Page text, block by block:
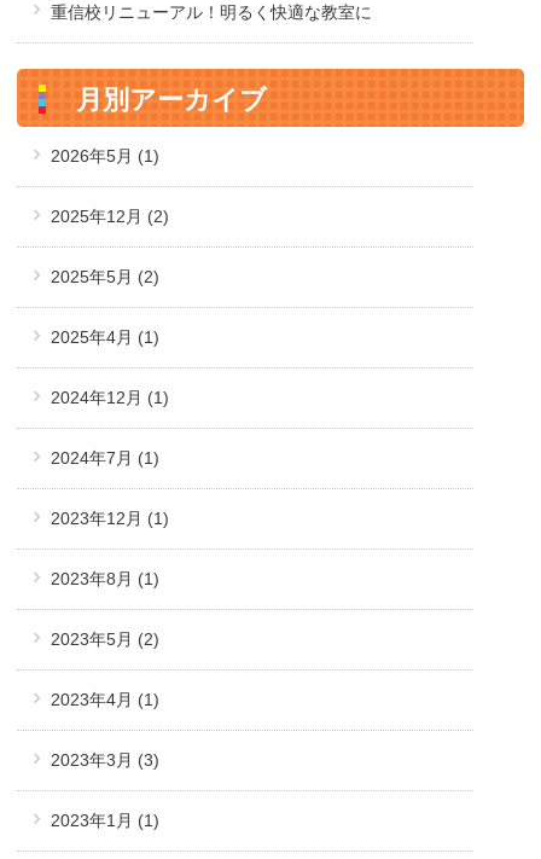
重信校リニューアル！明るく快適な教室に
月別アーカイブ
2026年5月 (1)
2025年12月 (2)
2025年5月 (2)
2025年4月 (1)
2024年12月 (1)
2024年7月 (1)
2023年12月 (1)
2023年8月 (1)
2023年5月 (2)
2023年4月 (1)
2023年3月 (3)
2023年1月 (1)